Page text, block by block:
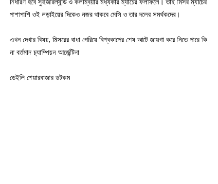
নির্ধারণ হবে সুইজারল্যান্ড ও কলম্বিয়ার মধ্যকার ম্যাচের ফলাফলে। তাই মিসর ম্যাচের
পাশাপাশি ওই লড়াইয়ের দিকেও নজর থাকবে মেসি ও তার দলের সমর্থকদের।
এখন দেখার বিষয়, মিসরের বাধা পেরিয়ে বিশ্বকাপের শেষ আটে জায়গা করে নিতে পারে কি
না বর্তমান চ্যাম্পিয়ন আর্জেন্টিনা
ডেইলি শেয়ারবাজার ডটকম